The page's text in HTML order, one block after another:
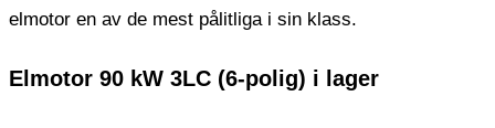
elmotor en av de mest pålitliga i sin klass.
Elmotor 90 kW 3LC (6-polig) i lager